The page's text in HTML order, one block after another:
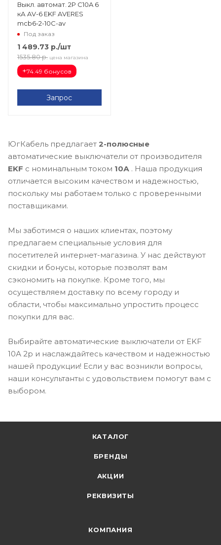
Выкл. автомат. 2Р С10A 6
кА AV-6 EKF AVERES
mcb6-2-10C-av
Под заказ
1 489.73 р./шт
1535.80 р. цена магазина
+74.49 бонусов
Запрос
ЮгКабель предлагает 2-полюсные
автоматические выключатели от производителя
EKF с номинальным током 10А . Наша продукция
отличается высоким качеством и надежностью,
поскольку мы работаем только с проверенными
поставщиками.
Мы заботимся о наших клиентах, поэтому
предлагаем специальные условия для
посетителей интернет-магазина. У нас действуют
скидки и бонусы, которые позволят вам
сэкономить на покупке. Кроме того, мы
осуществляем доставку по всему городу и
области, чтобы максимально упростить процесс
покупки для вас.
Выбирайте автоматические выключатели от EKF
10А 2p и наслаждайтесь качеством и надежностью
нашей продукции! Если у вас возникли вопросы,
наши консультанты с удовольствием помогут вам с
выбором.
КАТАЛОГ
БРЕНДЫ
АКЦИИ
РЕКВИЗИТЫ
КОМПАНИЯ